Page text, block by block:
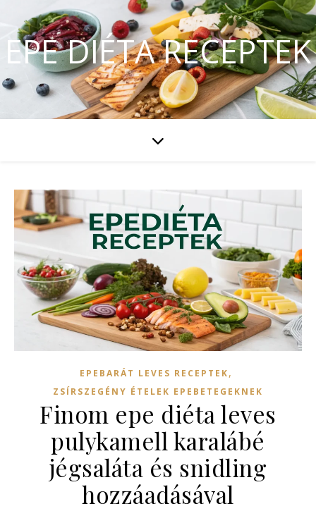
EPE DIÉTA RECEPTEK
EPEBARÁT LEVES RECEPTEK,
ZSÍRSZEGÉNY ÉTELEK EPEBETEGEKNEK
Finom epe diéta leves
pulykamell karalábé
jégsaláta és snidling
hozzáadásával